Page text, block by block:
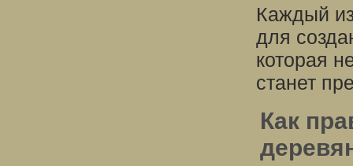
Каждый
для
которая
станет
Как